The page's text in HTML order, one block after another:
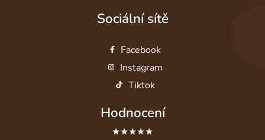
Sociální sítě
Facebook
Instagram
Tiktok
Hodnocení
★★★★★